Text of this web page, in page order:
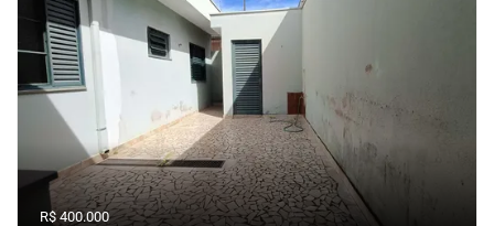
R$ 400.000